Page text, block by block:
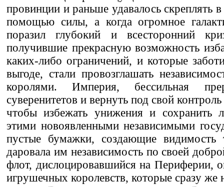
провинции и раньше удавалось скреплять
помощью силы, а когда огромное
поразил глубокий и всесторонний
получившие прекрасную возможность
каких-либо ограничений, и которые
выгоде, стали провозглашать
королями. Империя, бессильная
суверенитетов и вернуть под свой
чтобы избежать унижения и сохранить
этими новоявленными независимыми
пустые бумажки, создающие
даровала им независимость по своей
флот, дислоцировавшийся на Периферии,
игрушечных королевств, которые сразу же